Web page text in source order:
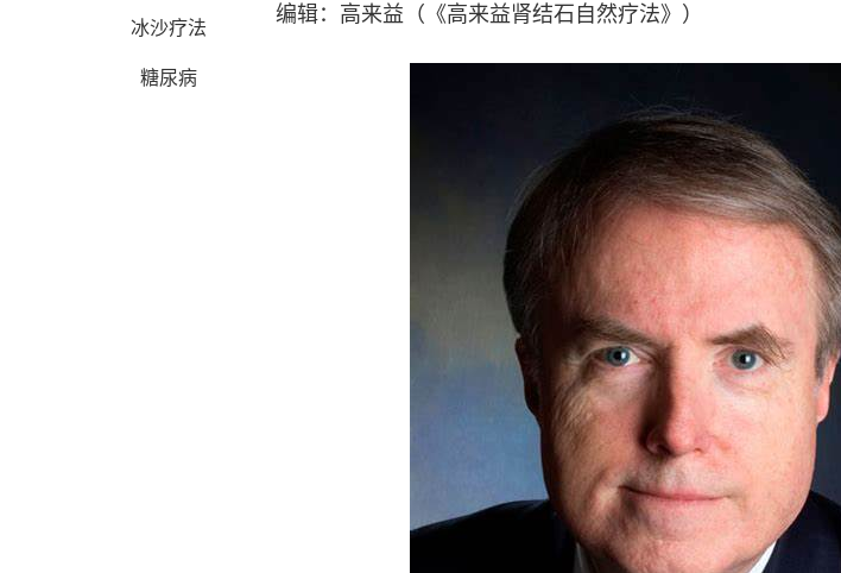
冰沙疗法
糖尿病
编辑：高来益（《高来益肾结石自然疗法》）